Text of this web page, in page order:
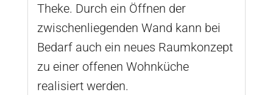
Theke. Durch ein Öffnen der
zwischenliegenden Wand kann bei
Bedarf auch ein neues Raumkonzept
zu einer offenen Wohnküche
realisiert werden.